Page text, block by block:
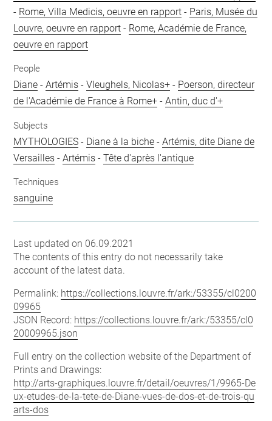
- Rome, Villa Medicis, oeuvre en rapport - Paris, Musée du
Louvre, oeuvre en rapport - Rome, Académie de France,
oeuvre en rapport
People
Diane -Artémis -Vleughels, Nicolas+ - Poerson, directeur
de l'Académie de France à Rome+ -Antin, duc d'+
Subjects
MYTHOLOGIES - Diane à la biche -Artémis, dite Diane de
Versailles -Artémis -Tête d'après l'antique
Techniques
sanguine
Last updated on 06.09.2021
The contents of this entry do not necessarily take
account of the latest data.
Permalink: https://collections.louvre.fr/ark:/53355/cl0200
09965
JSON Record: https://collections.louvre.fr/ark:/53355/cl0
20009965.json
Full entry on the collection website of the Department of
Prints and Drawings:
http://arts-graphiques.louvre.fr/detail/oeuvres/1/9965-De
ux-etudes-de-la-tete-de-Diane-vues-de-dos-et-de-trois-qu
arts-dos